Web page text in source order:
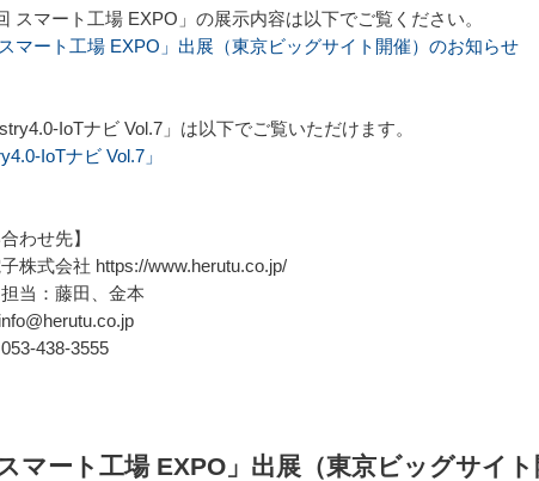
スマート工場 EXPO」の展示内容は以下でご覧ください。
スマート工場 EXPO」出展（東京ビッグサイト開催）のお知らせ
IoTナビ Vol.7」は以下でご覧いただけます。
IoTナビ Vol.7」
わせ先】
株式会社 https://www.herutu.co.jp/
当：藤田、金本
438-3555
スマート工場 EXPO」出展（東京ビッグサイ